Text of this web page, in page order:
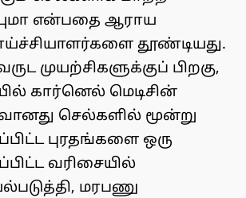
என்பதை ஆராய
தூண்டியது.
முயற்சிகளுக்குப் பிறகு,
கார்னெல் மெடிசின்
செல்களில் மூன்று
புரதங்களை ஒரு
வரிசையில்
மரபணு